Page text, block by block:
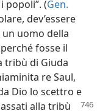
popoli”. (Gen.
dev’essere
uomo della
fosse il
tribù di Giuda
re Saul,
Dio lo scettro e
alla tribù